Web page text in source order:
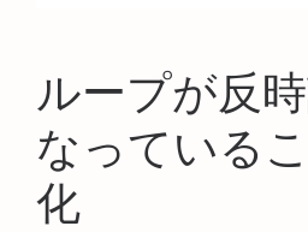
ループが反
なっている
化